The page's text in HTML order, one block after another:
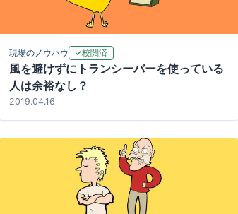
現場のノウハウ 校閲済
風を避けずにトランシーバーを使っている
人は余裕なし？
2019.04.16